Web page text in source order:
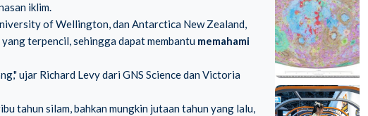
iklim.
of Wellington, dan Antarctica New Zealand,
terpencil, sehingga dapat membantu memahami
ujar Richard Levy dari GNS Science dan Victoria
tahun silam, bahkan mungkin jutaan tahun yang lalu,